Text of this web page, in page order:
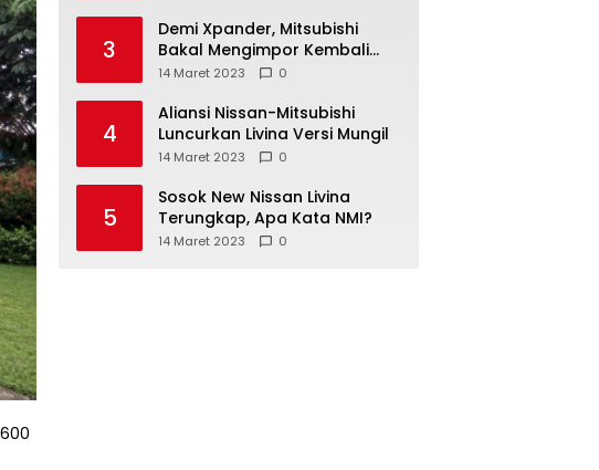
3
Demi Xpander, Mitsubishi
Bakal Mengimpor Kembali
Pajero Sport
14 Maret 2023 0
4
Aliansi Nissan-Mitsubishi
Luncurkan Livina Versi Mungil
14 Maret 2023 0
5
Sosok New Nissan Livina
Terungkap, Apa Kata NMI?
14 Maret 2023 0